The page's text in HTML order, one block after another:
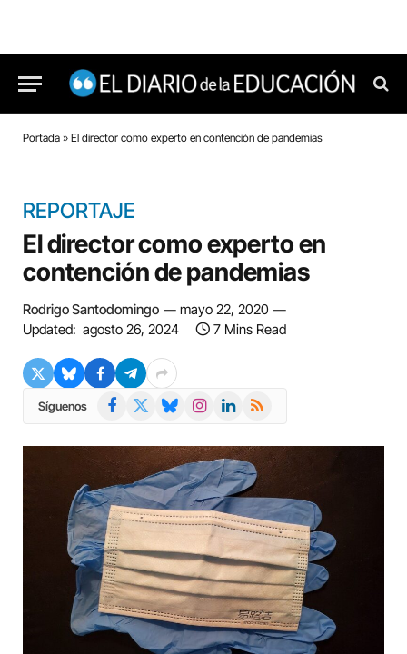
Portada » El director como experto en contención de pandemias
REPORTAJE
El director como experto en
contención de pandemias
Rodrigo Santodomingo
mayo 22, 2020
Updated: agosto 26, 2024 7 Mins Read
Síguenos Facebook BlueskyInstagramLinkedIn
RSS